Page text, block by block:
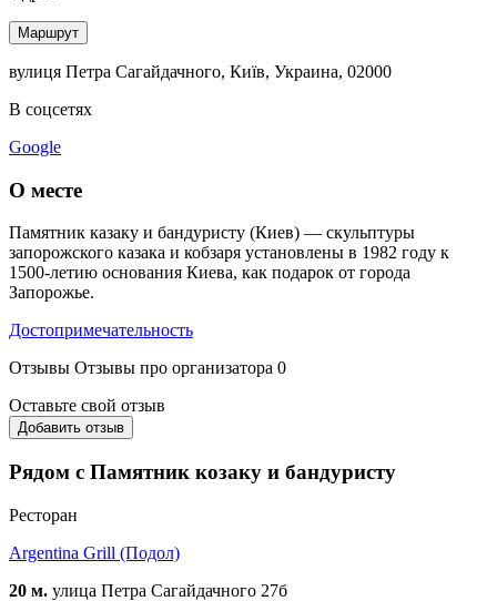
Маршрут
вулиця Петра Сагайдачного, Київ, Украина, 02000
В соцсетях
Google
О месте
Памятник казаку и бандуристу (Киев) — скульптуры
запорожского казака и кобзаря установлены в 1982 году к
1500-летию основания Киева, как подарок от города
Запорожье.
Достопримечательность
Отзывы Отзывы про организатора 0
Оставьте свой отзыв
Добавить отзыв
Рядом с Памятник козаку и бандуристу
Ресторан
Argentina Grill (Подол)
20 м. улица Петра Сагайдачного 27б